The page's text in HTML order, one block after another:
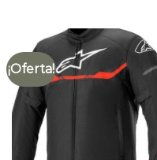
¡Oferta!